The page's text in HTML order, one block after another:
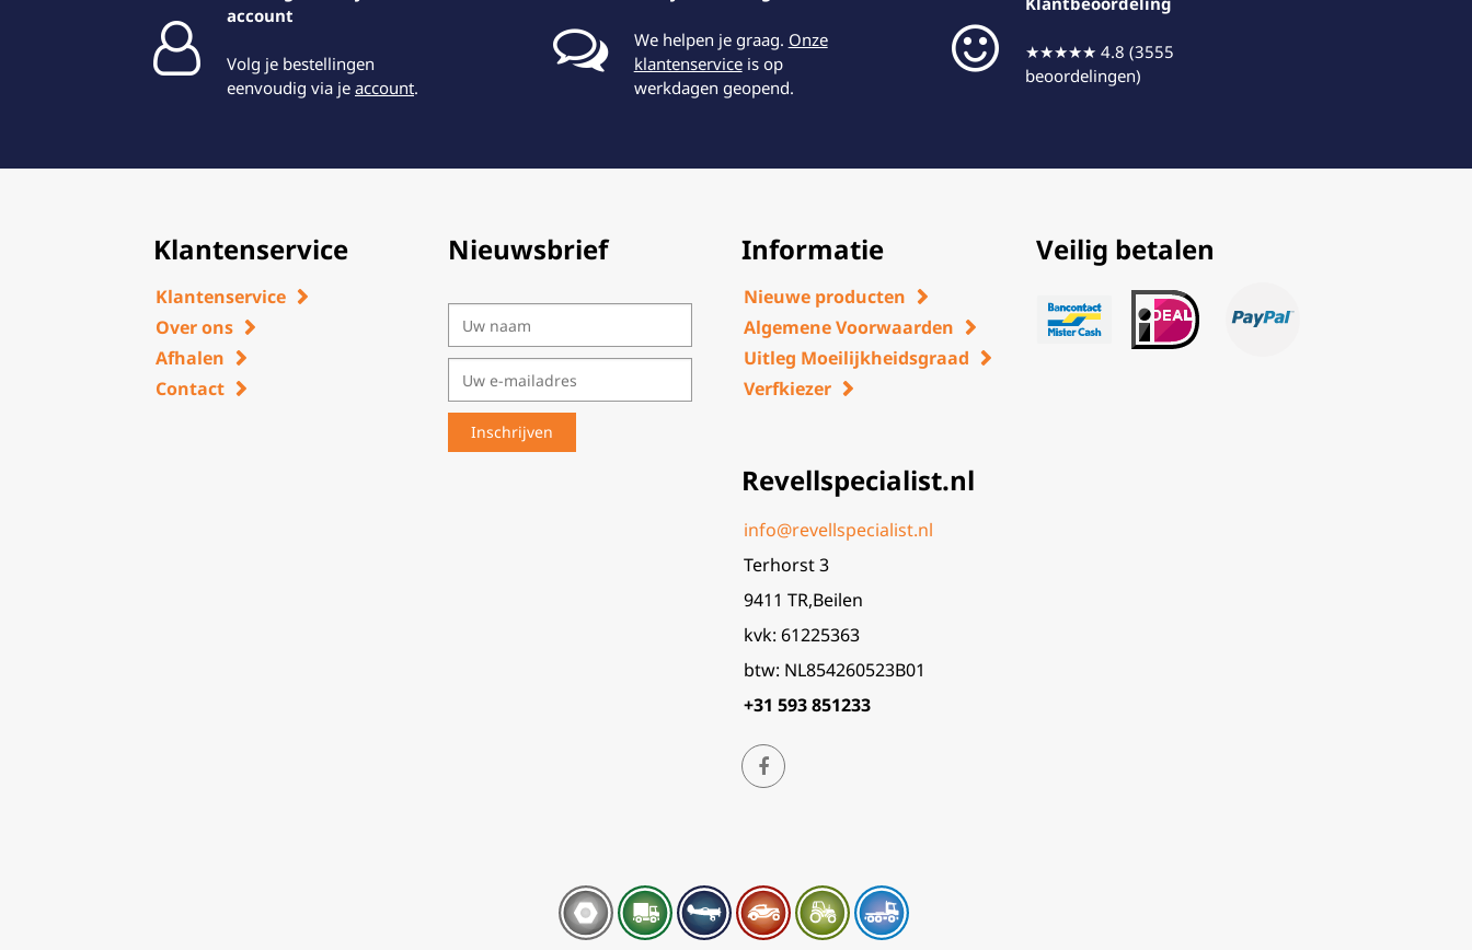
account
Volg je bestellingen
eenvoudig via je account.
We helpen je graag. Onze
klantenserviceis op
werkdagen geopend.
★★★★★ 4.8 (3555
beoordelingen)
Klantenservice
Klantenservice
Over ons
Afhalen
Contact
Nieuwsbrief Informatie
Nieuwe producten
Algemene Voorwaarden
Uitleg Moeilijkheidsgraad
Verfkiezer
Revellspecialist.nl
info@revellspecialist.nl
Terhorst 3
9411 TR,Beilen
kvk: 61225363
btw: NL854260523B01
+31 593 851233
Veilig betalen